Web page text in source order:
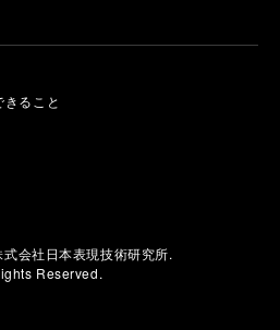
ること
会社日本表現技術研究所.
Reserved.